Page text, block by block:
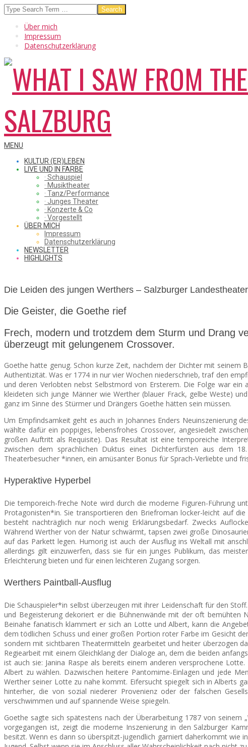
Skip
to
content
Search
Über mich
Impressum
Datenschutzerklärung
WHAT
SAW
FROM
THE
CHEAP
SEATS
Secondary
Menu
MENU
KULTUR (ER)LEBEN
LIVE UND IN FARBE
· Schauspiel
· Musiktheater
· Tanz/Performance
· Junges Theater
· Konzerte & Co
· Vorgestellt
ÜBER MICH
Impressum
Datenschutzerklärung
NEWSLETTER
HIGHLIGHTS
Die Leiden des jungen Werthers – Salzburger Landestheater
Die Geister, die Goethe rief
Frech, modern und trotzdem dem Sturm und Drang
überzeugt mit gelungenem Crossover.
Goethe hatte genug. Schon kurze Zeit, nachdem der Dichter mit seinem
Authentizität. Was er 1774 in nur vier Wochen niederschrieb, traf den
und deren Verlobten nebst Selbstmord von Ersterem. Die Folge war
kleideten sich junge Männer wie Werther (blauer Frack, gelbe Weste)
ganz im Sinne des Stürmer und Drängers Goethe hätten sein müssen.
Um Empfindsamkeit geht es auch in Johannes Enders Neuinszenierung
wählte dafür ein poppiges, lebensfrohes Crossover, angesiedelt
großen Auftritt als Requisite). Das Resultat ist eine temporeiche
zwischen dem sprachlichen Duktus eines Dichterfürsten aus dem
Theaterbesucher *innen, ein amüsanter Bonus für Sprach-Verliebte und
Hyperaktive Hyperbel
Die temporeich-freche Note wird durch die moderne Figuren-Führung
Protagonisten*in. Sie transportieren den Briefroman locker-leicht auf
besteht nachträglich nur noch wenig Erklärungsbedarf. Zwecks
Während Werther von der Natur schwärmt, tapsen zwei große
auf das Parkett legen. Humorig ist auch der Ausflug ins Weltall mit
allerdings gilt einzuwerfen, dass sie für ein junges Publikum, das
Erleichterung bieten und für einen leichteren Zugang sorgen.
Werthers Paintball-Ausflug
Die Schauspieler*in selbst überzeugen mit ihrer Leidenschaft für den
und Begeisterung dekoriert er die Bühnenwände mit der oft bemühten
Beinahe fanatisch klammert er sich an Lotte und Albert, kann die
dem tödlichen Schuss und einer großen Portion roter Farbe im Gesicht
sondern mit sichtbaren Theatermitteln gearbeitet und heiter überzogen
Regiearbeit mit einem Gleichklang der Dialoge an, dem die beiden
ist auch sie: Janina Raspe als bereits einem anderen versprochene Lotte.
Albert zu wählen. Dazwischen heitere Pantomime-Einlagen und jede
Werther seiner Lotte zu nahe kommt. Eifersucht spiegelt sich in Alberts
hinterher, die von sozial niederer Provenienz oder der falschen
verschwimmen und auf spannende Weise spiegeln.
Goethe sagte sich spätestens nach der Überarbeitung 1787 von
vorgegangen ist, zeigt die moderne Inszenierung in den Salzburger
besitzt. Wenn es dann so überspitzt-jugendlich garniert daherkommt wie